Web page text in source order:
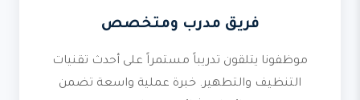
فريق مدرب ومتخصص
موظفونا يتلقون تدريباً مستمراً على أحدث تقنيات
التنظيف والتطهير. خبرة عملية واسعة تضمن